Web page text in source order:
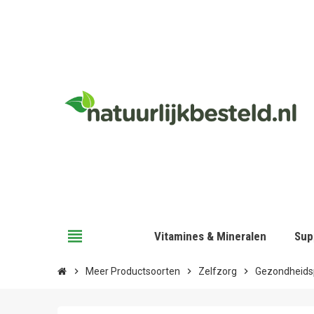
view_headline Vitamines & Mineralen
chevron_right Meer Productsoorten chevron_right Zelfzorg chevron_right